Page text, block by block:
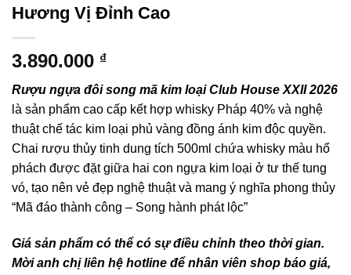
Hương Vị Đỉnh Cao
3.890.000 ₫
Rượu ngựa đôi song mã kim loại Club House XXII 2026
là sản phẩm cao cấp kết hợp whisky Pháp 40% và nghệ
thuật chế tác kim loại phủ vàng đồng ánh kim độc quyền.
Chai rượu thủy tinh dung tích 500ml chứa whisky màu hổ
phách được đặt giữa hai con ngựa kim loại ở tư thế tung
vó, tạo nên vẻ đẹp nghệ thuật và mang ý nghĩa phong thủy
“Mã đáo thành công – Song hành phát lộc”
Giá sản phẩm có thể có sự điều chỉnh theo thời gian.
Mời anh chị liên hệ hotline để nhân viên shop báo giá,